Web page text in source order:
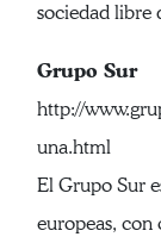
sociedad libre
Grupo Sur
http://
una.html
El Grupo Sur
europeas, con